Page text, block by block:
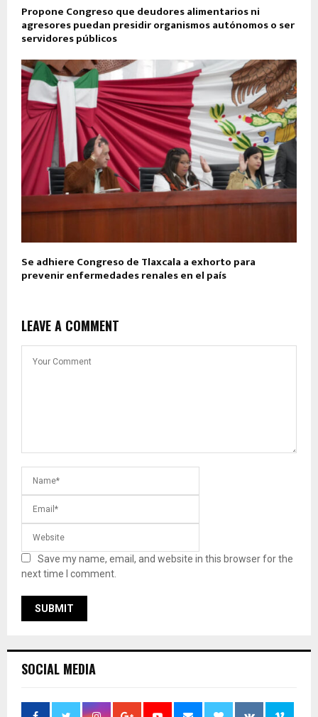
Propone Congreso que deudores alimentarios ni
agresores puedan presidir organismos autónomos o ser
servidores públicos
Se adhiere Congreso de Tlaxcala a exhorto para
prevenir enfermedades renales en el país
LEAVE A COMMENT
Save my name, email, and website in this browser for the
next time I comment.
SOCIAL MEDIA